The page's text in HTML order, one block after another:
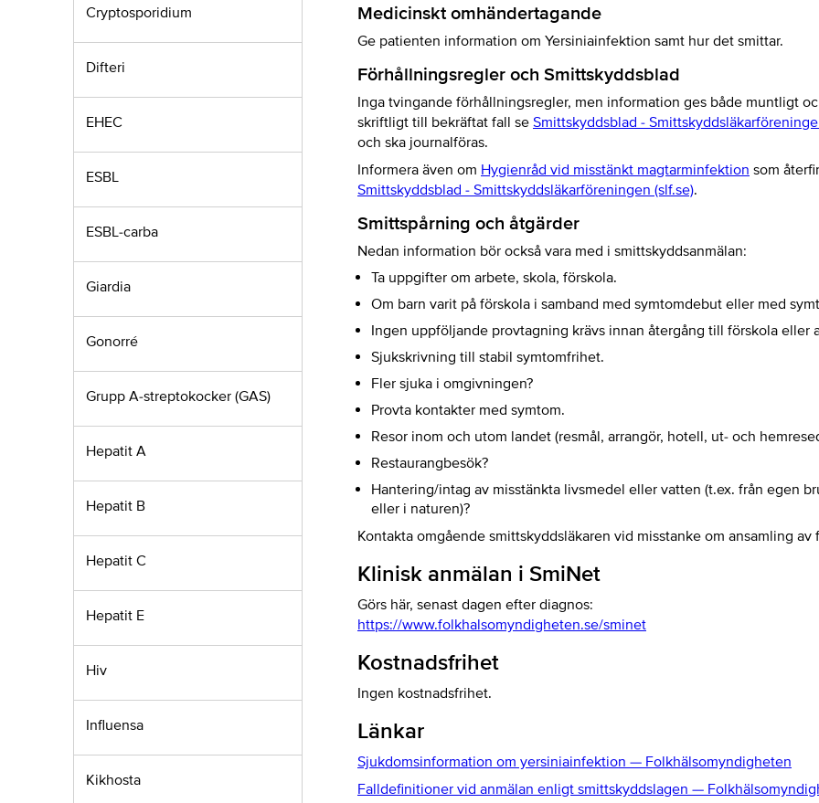
Cryptosporidium
Difteri
EHEC
ESBL
ESBL-carba
Giardia
Gonorré
Grupp A-streptokocker (GAS)
Hepatit A
Hepatit B
Hepatit C
Hepatit E
Hiv
Influensa
Kikhosta
Medicinskt omhändertagande
Ge patienten information om Yersiniainfektion samt hur det smittar.
Förhållningsregler och Smittskyddsblad
Inga tvingande förhållningsregler, men information ges både muntligt
skriftligt till bekräftat fall se Smittskyddsblad -
och ska journalföras.
Informera även om Hygienråd vid misstänkt magtarminfektion som
Smittskyddsblad - Smittskyddsläkarföreningen (slf.se).
Smittspårning och åtgärder
Nedan information bör också vara med i smittskyddsanmälan:
Ta uppgifter om arbete, skola, förskola.
Om barn varit på förskola i samband med symtomdebut eller med
Ingen uppföljande provtagning krävs innan återgång till förskola eller
Sjukskrivning till stabil symtomfrihet.
Fler sjuka i omgivningen?
Provta kontakter med symtom.
Resor inom och utom landet (resmål, arrangör, hotell, ut- och
Restaurangbesök?
Hantering/intag av misstänkta livsmedel eller vatten (t.ex. från egen
eller i naturen)?
Kontakta omgående smittskyddsläkaren vid misstanke om ansamling av
Klinisk anmälan i SmiNet
Görs här, senast dagen efter diagnos:
https://www.folkhalsomyndigheten.se/sminet
Kostnadsfrihet
Ingen kostnadsfrihet.
Länkar
Sjukdomsinformation om yersiniainfektion — Folkhälsomyndigheten
Falldefinitioner vid anmälan enligt smittskyddslagen —